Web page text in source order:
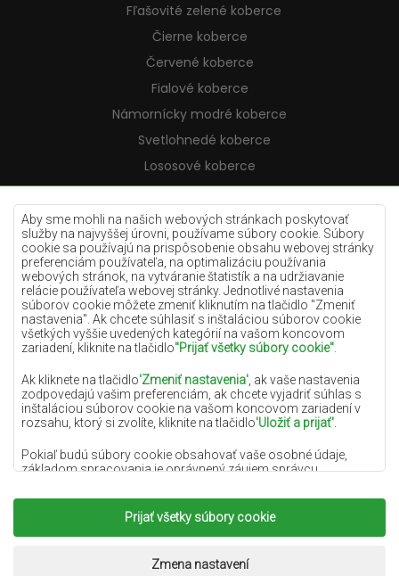
Aby sme mohli na našich webových stránkach poskytovať
služby na najvyššej úrovni, používame súbory cookie. Súbory
cookie sa používajú na prispôsobenie obsahu webovej stránky
preferenciám používateľa, na optimalizáciu používania
webových stránok, na vytváranie štatistík a na udržiavanie
relácie používateľa webovej stránky. Jednotlivé nastavenia
súborov cookie môžete zmeniť kliknutím na tlačidlo "Zmeniť
nastavenia". Ak chcete súhlasiť s inštaláciou súborov cookie
všetkých vyššie uvedených kategórií na vašom koncovom
zariadení, kliknite na tlačidlo"Prijať všetky súbory cookie"
Ak kliknete na tlačidlo'Zmeniť nastavenia' , ak vaše nastavenia
zodpovedajú vašim preferenciám, ak chcete vyjadriť súhlas s
inštaláciou súborov cookie na vašom koncovom zariadení v
rozsahu, ktorý si zvolíte, kliknite na tlačidlo'Uložiť a prijať'
Pokiaľ budú súbory cookie obsahovať vaše osobné údaje,
základom spracovania je oprávnený záujem správcu
podobe poskytovania vysokokvalitných služieb na našej
webovej stránke a marketingových aktivít správcu osobných
údajov a jeho dôveryhodných partnerov.
Viac informácií o súboroch cookie a spracovaní osobných
Prijať všetky súbory cookie
Zmena nastavení
Fľašovité zelené koberce
Čierne koberce
Červené koberce
Fialové koberce
Námornícky modré koberce
Svetlohnedé koberce
Lososové koberce
Krémové koberce
Lilac koberce
Žlté koberce
Mätové koberce
Modré koberce
Oranžové koberce
Ružové koberce
Šedé koberce
Terakotové koberce
Zelené koberce
Zlaté koberce
Copyright 2022Koberce Chemex.Všetky práva
Realizácia:www.dimax.pl